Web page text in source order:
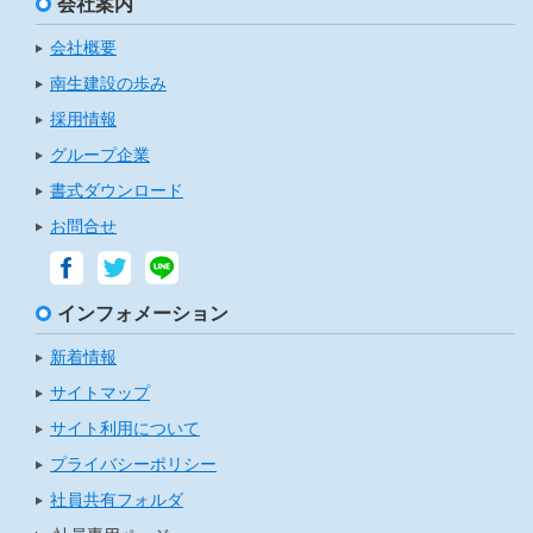
会社概要
南生建設の歩み
採用情報
グループ企業
書式ダウンロード
お問合せ
インフォメーション
新着情報
サイトマップ
サイト利用について
プライバシーポリシー
社員共有フォルダ